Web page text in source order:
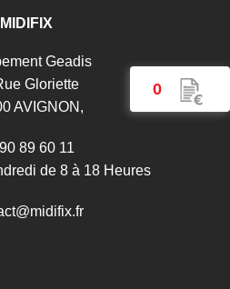
0
MIDIFIX
Geadis
Gloriette
AVIGNON,
89 60 11
de 8 à 18 Heures
ct@midifix.fr